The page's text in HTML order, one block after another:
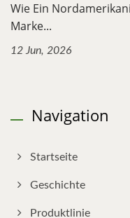
Wie Ein
Marke...
12 Jun, 2026
Navigation
Startseite
Geschichte
Produktlinie